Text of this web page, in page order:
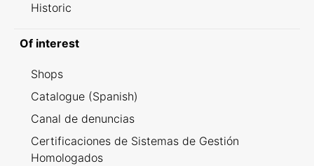
Historic
Of interest
Shops
Catalogue (Spanish)
Canal de denuncias
Certificaciones de Sistemas de Gestión
Homologados